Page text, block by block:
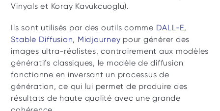
Vinyals et Koray Kavukcuoglu).
Ils sont utilisés par des outils comme DALL-E
Stable Diffusion, Midjourney pour générer des
images ultra-réalistes, contrairement aux modèles
génératifs classiques, le modèle de diffusion
fonctionne en inversant un processus de
génération, ce qui lui permet de produire des
résultats de haute qualité avec une grande